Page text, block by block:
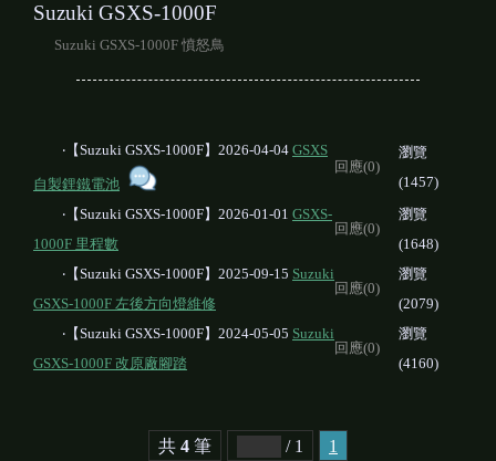
Suzuki GSXS-1000F
Suzuki GSXS-1000F 憤怒鳥
‧【Suzuki GSXS-1000F】2026-04-04 GSXS
自製鋰鐵電池
回應(0)
瀏覽
(1457)
‧【Suzuki GSXS-1000F】2026-01-01 GSXS-
1000F 里程數
回應(0)
瀏覽
(1648)
‧【Suzuki GSXS-1000F】2025-09-15 Suzuki
GSXS-1000F 左後方向燈維修
回應(0)
瀏覽
(2079)
‧【Suzuki GSXS-1000F】2024-05-05 Suzuki
GSXS-1000F 改原廠腳踏
回應(0)
瀏覽
(4160)
共 4 筆 / 1 1